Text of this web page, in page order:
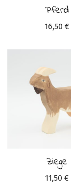
Pferd
16,50 €
Ziege
11,50 €